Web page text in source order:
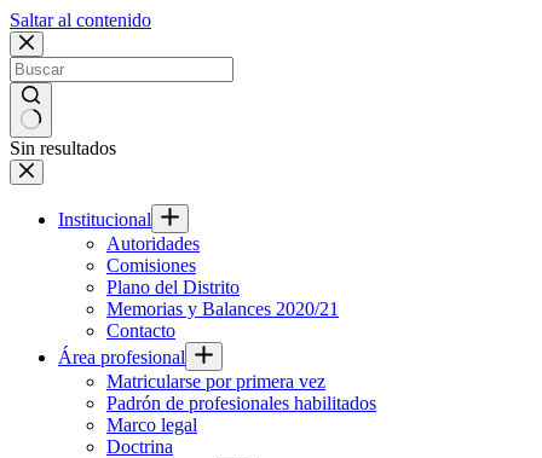
Saltar al contenido
Sin resultados
Institucional
Autoridades
Comisiones
Plano del Distrito
Memorias y Balances 2020/21
Contacto
Área profesional
Matricularse por primera vez
Padrón de profesionales habilitados
Marco legal
Doctrina